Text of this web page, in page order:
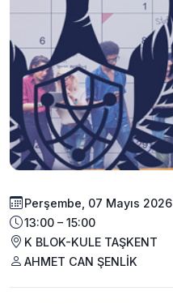
Perşembe, 07 Mayıs 2026
13:00 – 15:00
K BLOK-KULE TAŞKENT
AHMET CAN ŞENLİK